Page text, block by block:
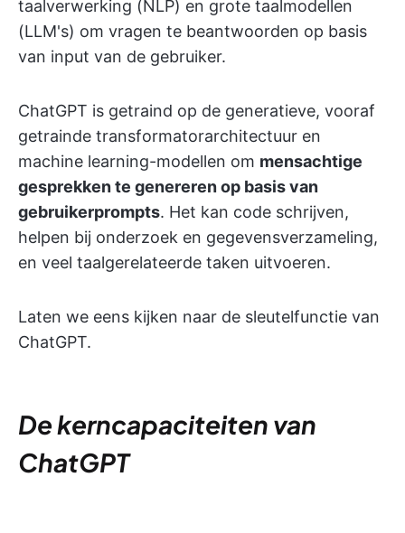
taalverwerking (NLP) en grote taalmodellen
(LLM's) om vragen te beantwoorden op basis
van input van de gebruiker.
ChatGPT is getraind op de generatieve, vooraf
getrainde transformatorarchitectuur en
machine learning-modellen om mensachtige
gesprekken te genereren op basis van
gebruikerprompts. Het kan code schrijven,
helpen bij onderzoek en gegevensverzameling,
en veel taalgerelateerde taken uitvoeren.
Laten we eens kijken naar de sleutelfunctie van
ChatGPT.
De kerncapaciteiten van
ChatGPT